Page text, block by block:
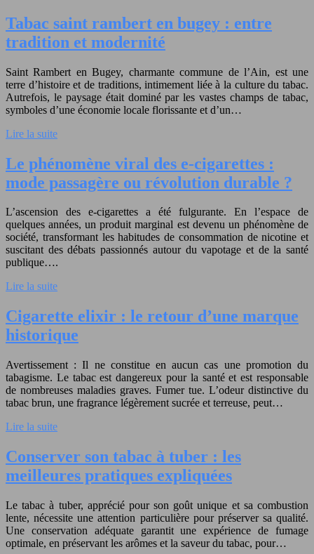
Tabac saint rambert en bugey : entre
tradition et modernité
Saint Rambert en Bugey, charmante commune de l’Ain, est une
terre d’histoire et de traditions, intimement liée à la culture du tabac.
Autrefois, le paysage était dominé par les vastes champs de tabac,
symboles d’une économie locale florissante et d’un…
Lire la suite
Le phénomène viral des e-cigarettes :
mode passagère ou révolution durable ?
L’ascension des e-cigarettes a été fulgurante. En l’espace de
quelques années, un produit marginal est devenu un phénomène de
société, transformant les habitudes de consommation de nicotine et
suscitant des débats passionnés autour du vapotage et de la santé
publique….
Lire la suite
Cigarette elixir : le retour d’une marque
historique
Avertissement : Il ne constitue en aucun cas une promotion du
tabagisme. Le tabac est dangereux pour la santé et est responsable
de nombreuses maladies graves. Fumer tue. L’odeur distinctive du
tabac brun, une fragrance légèrement sucrée et terreuse, peut…
Lire la suite
Conserver son tabac à tuber : les
meilleures pratiques expliquées
Le tabac à tuber, apprécié pour son goût unique et sa combustion
lente, nécessite une attention particulière pour préserver sa qualité.
Une conservation adéquate garantit une expérience de fumage
optimale, en préservant les arômes et la saveur du tabac, pour…